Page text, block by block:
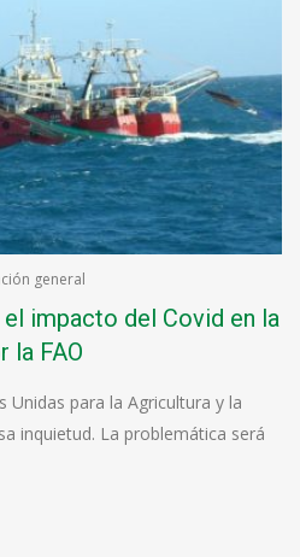
general
impacto del Covid en la
la FAO
Unidas para la Agricultura y la
inquietud. La problemática será